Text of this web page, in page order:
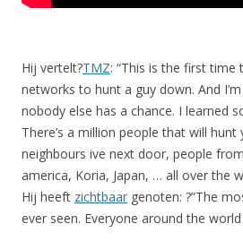
Hij vertelt?TMZ: “This is the first time
networks to hunt a guy down. And
nobody else has a chance. I learned
There’s a million people that will hunt
neighbours ive next door, people
america, Koria, Japan, … all over the
Hij heeft zichtbaar genoten: ?”The
ever seen. Everyone around the